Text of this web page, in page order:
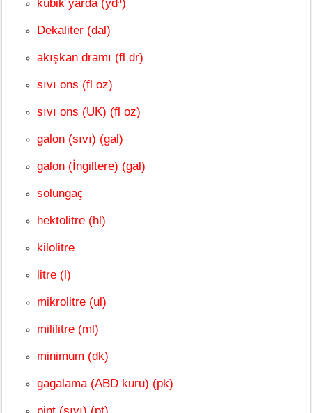
kübik yarda (yd³)
Dekaliter (dal)
akışkan dramı (fl dr)
sıvı ons (fl oz)
sıvı ons (UK) (fl oz)
galon (sıvı) (gal)
galon (İngiltere) (gal)
solungaç
hektolitre (hl)
kilolitre
litre (l)
mikrolitre (ul)
mililitre (ml)
minimum (dk)
gagalama (ABD kuru) (pk)